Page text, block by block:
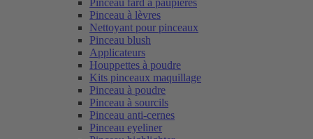
Pinceau fard à paupières
Pinceau à lèvres
Nettoyant pour pinceaux
Pinceau blush
Applicateurs
Houppettes à poudre
Kits pinceaux maquillage
Pinceau à poudre
Pinceau à sourcils
Pinceau anti-cernes
Pinceau eyeliner